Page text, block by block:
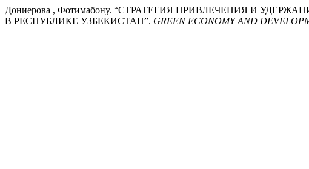
Дониерова , Фотимабону. “СТРАТЕГИЯ ПРИВЛЕЧЕНИЯ И
В РЕСПУБЛИКЕ УЗБЕКИСТАН”. GREEN ECONOMY AND